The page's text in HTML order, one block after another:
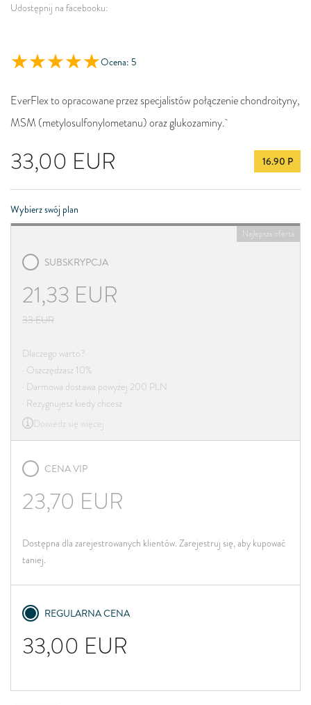
Udostępnij na facebooku:
Ocena: 5
33,00 EUR 16.90 P
EverFlex to opracowane przez specjalistów połączenie chondroityny,
MSM (metylosulfonylometanu) oraz glukozaminy.
Wybierz swój plan
Najlepsza oferta
SUBSKRYPCJA
21,33 EUR
33EUR
Dlaczego warto?
· Oszczędzasz 10%
· Darmowa dostawa powyżej 200 PLN
· Rezygnujesz kiedy chcesz
Dowiedz się więcej
CENA VIP
23,70 EUR
Dostępna dla zarejestrowanych klientów. Zarejestruj się, aby kupować
taniej.
REGULARNA CENA
33,00 EUR